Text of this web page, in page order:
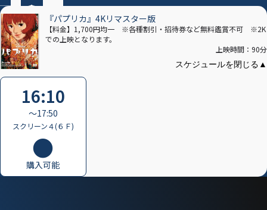
『パプリカ』4Kリマスター版
【料金】1,700円均一 ※各種割引・招待券など無料鑑賞不可 ※2K
での上映となります。
上映時間：90分
16:10
〜17:50
スクリーン４(６Ｆ)
購入可能